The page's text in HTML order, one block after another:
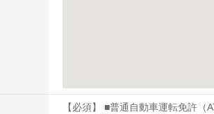
【必須】 ■普通自動車運転免許